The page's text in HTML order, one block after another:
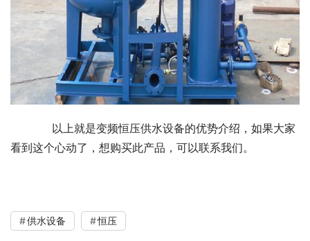
看到这个心动了，想购买此产品，可以联系我们。
供水设备 恒压